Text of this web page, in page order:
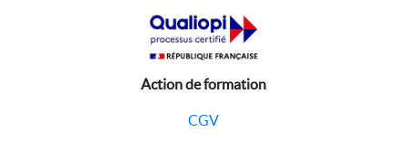
Action de formation
CGV